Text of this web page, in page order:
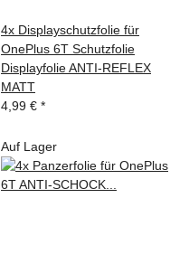
4x Displayschutzfolie für
OnePlus 6T Schutzfolie
Displayfolie ANTI-REFLEX
MATT
4,99 € *
Auf Lager